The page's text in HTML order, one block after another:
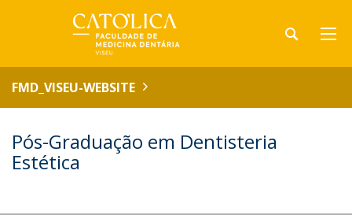
FMD_VISEU-WEBSITE
Pós-Graduação em Dentisteria
Estética